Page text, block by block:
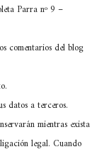
Parra nº 9 –
comentarios del blog
datos a terceros.
mientras exista
legal. Cuando